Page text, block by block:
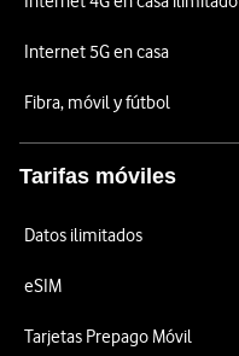
Internet 5G en casa
Fibra, móvil y fútbol
Tarifas móviles
Datos ilimitados
eSIM
Tarjetas Prepago Móvil